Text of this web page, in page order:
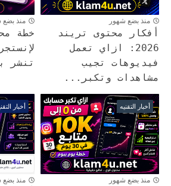
منذ بضع شهور
أفكار محتوى تريند
2026: ازاي تعمل
فيديوهات تجيب
مشاهدات وتكبر...
منذ بضع
تنشر
أخبار التقنيه
منذ بضع شهور
أخبار
منذ بضع